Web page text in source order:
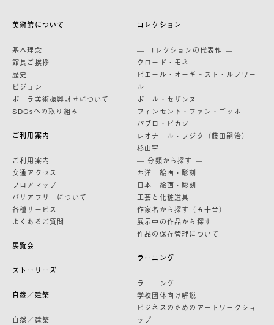
美術館について
基本理念
館長ご挨拶
歴史
ビジョン
ポーラ美術振興財団について
SDGsへの取り組み
ご利用案内
ご利用案内
交通アクセス
フロアマップ
バリアフリーについて
各種サービス
よくあるご質問
展覧会
ストーリーズ
自然／建築
自然／建築
コレクション
— コレクションの代表作 —
クロード・モネ
ピエール・オーギュスト・ルノワー
ル
ポール・セザンヌ
フィンセント・ファン・ゴッホ
パブロ・ピカソ
レオナール・フジタ（藤田嗣治）
杉山寧
— 分類から探す —
西洋 絵画・彫刻
日本 絵画・彫刻
工芸と化粧道具
作家名から探す（五十音）
展示中の作品から探す
作品の保存管理について
ラーニング
ラーニング
学校団体向け解説
ビジネスのためのアートワークショ
ップ